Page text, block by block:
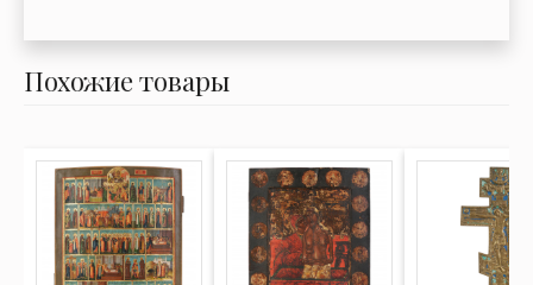
Похожие товары